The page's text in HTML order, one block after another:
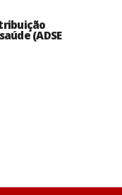
(ADSE